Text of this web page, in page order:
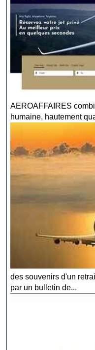
AEROAFFAIRES
humaine, hautement
des souvenirs d'un
par un bulletin de...